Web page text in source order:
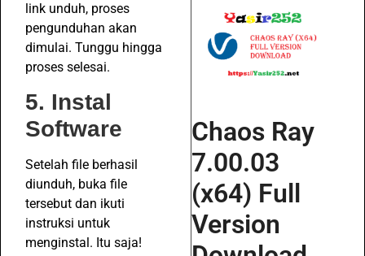
link unduh, proses
pengunduhan akan
dimulai. Tunggu hingga
proses selesai.
5. Instal
Software
Setelah file berhasil
diunduh, buka file
tersebut dan ikuti
instruksi untuk
menginstal. Itu saja!
Chaos Ray
7.00.03
(x64) Full
Version